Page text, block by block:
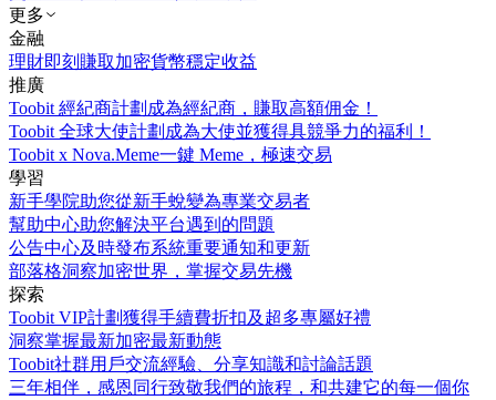
更多
金融
理財即刻賺取加密貨幣穩定收益
推廣
Toobit 經紀商計劃 成為經紀商，賺取高額佣金！
Toobit 全球大使計劃 成為大使並獲得具競爭力的福利！
Toobit x Nova.Meme一鍵 Meme，極速交易
學習
新手學院助您從新手蛻變為專業交易者
幫助中心助您解決平台遇到的問題
公告中心及時發布系統重要通知和更新
部落格洞察加密世界，掌握交易先機
探索
Toobit VIP計劃獲得手續費折扣及超多專屬好禮
洞察掌握最新加密最新動態
Toobit社群用戶交流經驗、分享知識和討論話題
三年相伴，感恩同行致敬我們的旅程，和共建它的每一個你